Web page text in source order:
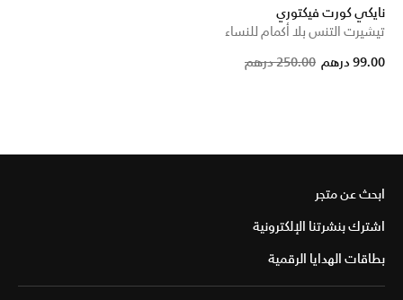
نايكي كورت فيكتوري
تيشيرت التنس بلا أكمام للنساء
Price
250.00 درهم 99.00 درهم
ابحث عن متجر
اشترك بنشرتنا الإلكترونية
بطاقات الهدايا الرقمية